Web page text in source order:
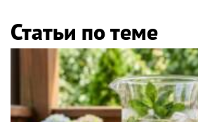
Статьи по теме